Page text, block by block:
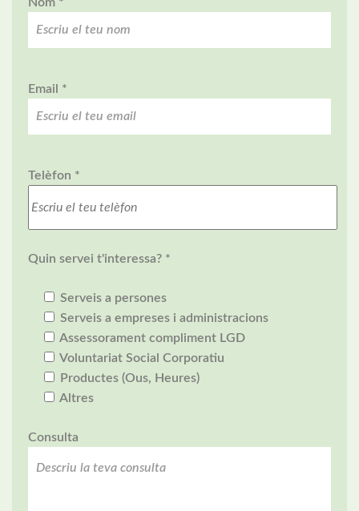
Email *
Telèfon *
Quin servei t'interessa? *
Serveis a persones
Serveis a empreses i administracions
Assessorament compliment LGD
Voluntariat Social Corporatiu
Productes (Ous, Heures)
Altres
Consulta